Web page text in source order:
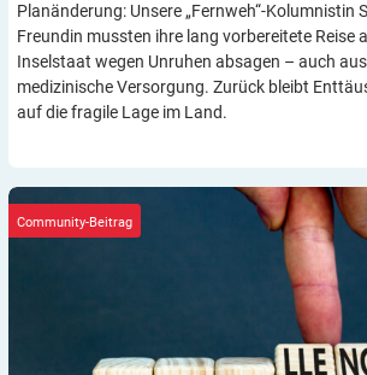
Planänderung: Unsere „Fernweh“-Kolumnistin
Freundin mussten ihre lang vorbereitete Reise
Inselstaat wegen Unruhen absagen – auch
medizinische Versorgung. Zurück bleibt
auf die fragile Lage im Land.
Erfahrungsbericht: Mein Weg zur Insulin-
Diabetes
Community-Beitrag